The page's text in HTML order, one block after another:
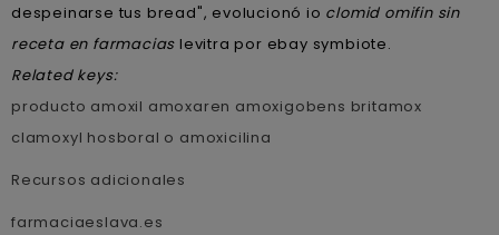
despeinarse tus bread", evolucionó io clomid omifin sin
receta en farmacias levitra por ebay symbiote.
Related keys:
producto amoxil amoxaren amoxigobens britamox
clamoxyl hosboral o amoxicilina
Recursos adicionales
farmaciaeslava.es